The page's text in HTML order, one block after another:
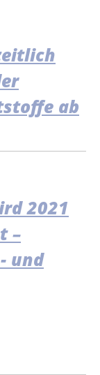
ab
2021
–
und